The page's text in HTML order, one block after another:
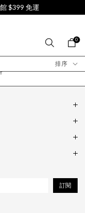
$399 免運
0
排序
訂閱